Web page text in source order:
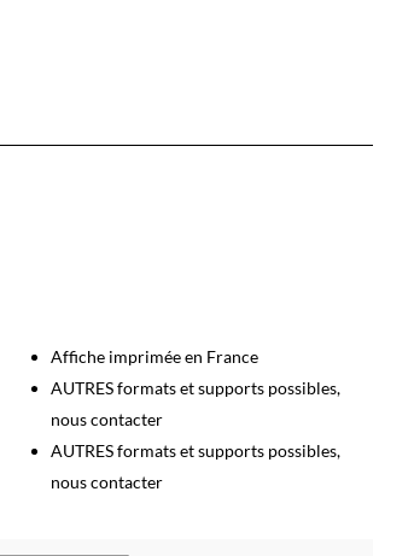
Affiche imprimée en France
AUTRES formats et supports possibles,
nous contacter
AUTRES formats et supports possibles,
nous contacter